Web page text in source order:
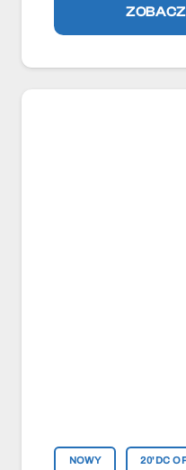
NOWY 20'DC